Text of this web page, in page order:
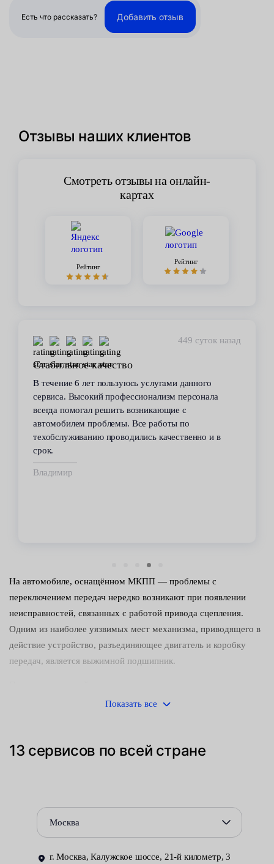
Есть что рассказать? Добавить отзыв
Отзывы наших клиентов
Смотреть отзывы на онлайн-
картах
Рейтинг
Рейтинг
449 суток назад
Стабильное качество
В течение 6 лет пользуюсь услугами данного
сервиса. Высокий профессионализм персонала
всегда помогал решить возникающие с
автомобилем проблемы. Все работы по
техобслуживанию проводились качественно и в
срок.
Владимир
На автомобиле, оснащённом МКПП — проблемы с
переключением передач нередко возникают при появлении
неисправностей, связанных с работой привода сцепления.
Одним из наиболее уязвимых мест механизма, приводящего в
действие устройство, разъединяющее двигатель и коробку
передач, является выжимной подшипник.
признаки неисправности:
Доступ к компонентам, расположенным внутри картера
сцепления, затруднён. Практически невозможно выполнить
Показать все
13 сервисов по всей стране
Москва
г. Москва, Калужское шоссе, 21-й километр, 3